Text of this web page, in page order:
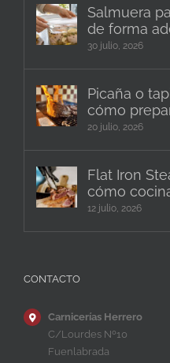
Salmuera
de forma
30 julio, 2026
Picaña o
cómo
20 julio, 2026
Flat Iron
cómo
12 julio, 2026
CONTACTO
Carnicerías Herrero
C/Lourdes Nº10
Fuenlabrada